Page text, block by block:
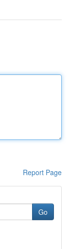
Report Page
Go